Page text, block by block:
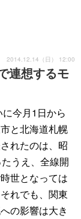
連想するモ
2014.12.14（日） 12:00
今月1日から
と北海道札幌
れたのは、昭
うえ、全線開
世となっては
れでも、関東
の影響は大き